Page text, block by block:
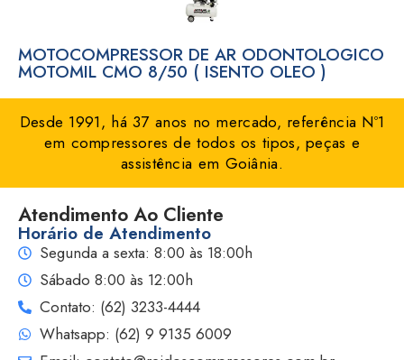
MOTOCOMPRESSOR DE AR ODONTOLOGICO
MOTOMIL CMO 8/50 ( ISENTO OLEO )
Desde 1991, há 37 anos no mercado, referência Nº1
em compressores de todos os tipos, peças e
assistência em Goiânia.
Atendimento Ao Cliente
Horário de Atendimento
Segunda a sexta: 8:00 às 18:00h
Sábado 8:00 às 12:00h
Contato: (62) 3233-4444
Whatsapp: (62) 9 9135 6009